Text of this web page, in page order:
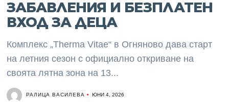
ЗАБАВЛЕНИЯ И БЕЗПЛАТЕН
ВХОД ЗА ДЕЦА
Комплекс „Therma Vitae“ в Огняново дава старт
на летния сезон с официално откриване на
своята лятна зона на 13...
РАЛИЦА ВАСИЛЕВА ЮНИ 4, 2026